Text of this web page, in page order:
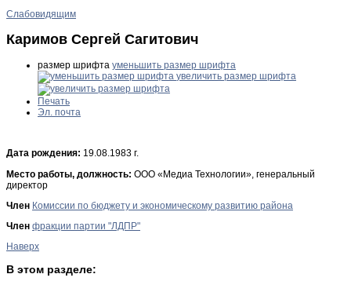
Слабовидящим
Каримов Сергей Сагитович
размер шрифта уменьшить размер шрифта
увеличить размер шрифта
Печать
Эл. почта
Дата рождения: 19.08.1983 г.
Место работы, должность: ООО «Медиа Технологии», генеральный
директор
Член Комиссии по бюджету и экономическому развитию района
Член фракции партии "ЛДПР"
Наверх
В этом разделе: